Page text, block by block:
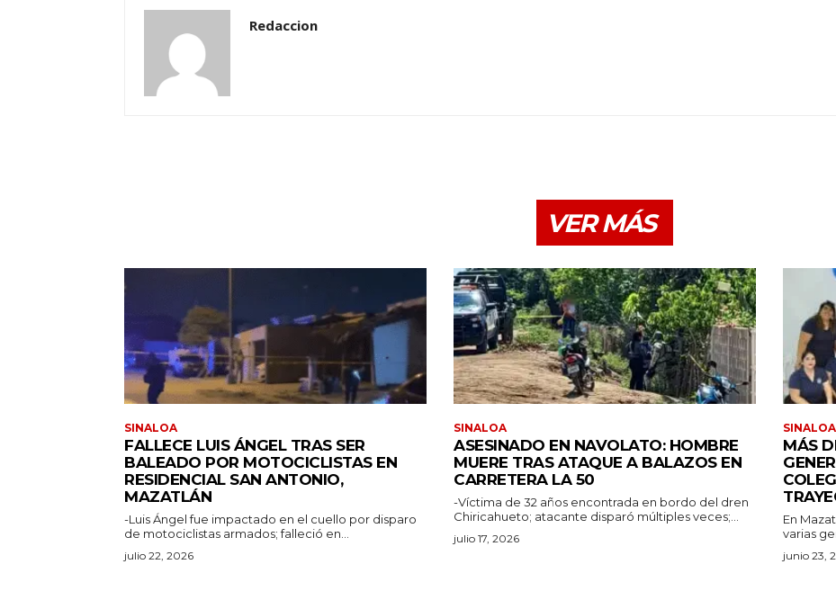
Redaccion
VER MÁS
SINALOA
FALLECE LUIS ÁNGEL TRAS SER
BALEADO POR MOTOCICLISTAS EN
RESIDENCIAL SAN ANTONIO,
MAZATLÁN
-Luis Ángel fue impactado en el cuello por disparo
de motociclistas armados; falleció en...
julio 22, 2026
SINALOA
ASESINADO EN NAVOLATO: HOMBRE
MUERE TRAS ATAQUE A BALAZOS EN
CARRETERA LA 50
-Víctima de 32 años encontrada en bordo del dren
Chiricahueto; atacante disparó múltiples veces;...
julio 17, 2026
SINALOA
MÁS
En
varias
junio 23,